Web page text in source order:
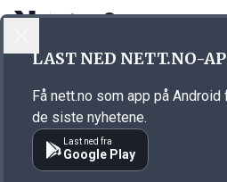
Annonsørinnhold
LAST NED NETT.NO-
Få nett.no som app på
de siste nyhetene.
Last ned fra
Google Play